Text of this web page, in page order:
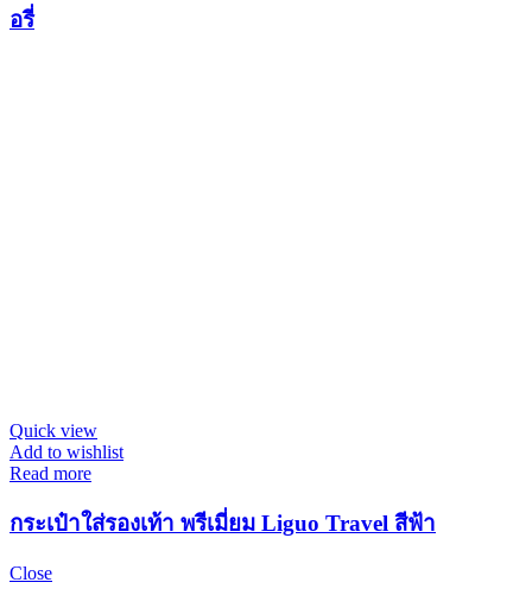
อรี่
Quick view
Add to wishlist
Read more
กระเป๋าใส่รองเท้า พรีเมี่ยม Liguo Travel สีฟ้า
Close